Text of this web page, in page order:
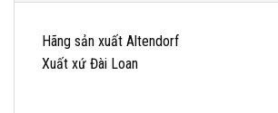
Hãng sản xuất Altendorf
Xuất xứ Đài Loan